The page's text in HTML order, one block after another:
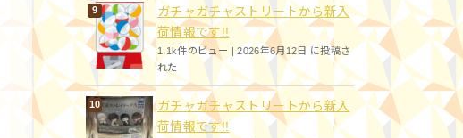
ガチャガチャストリートから新入
荷情報です!!
1.1k件のビュー |2026年6月12日 に投稿さ
れた
ガチャガチャストリートから新入
荷情報です!!